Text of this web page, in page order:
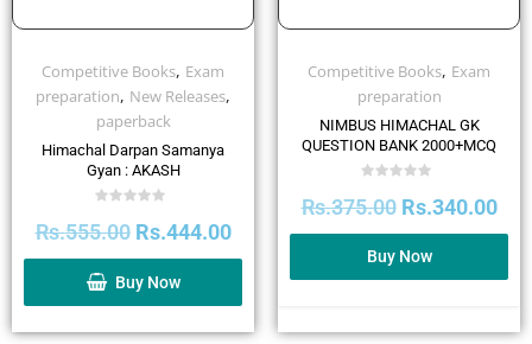
Competitive Books, Exam
preparation, New Releases,
paperback
Himachal Darpan Samanya
Gyan : AKASH
0
of
5
Rs.555.00 Rs.444.00
Buy Now
Competitive Books, Exam
preparation
NIMBUS HIMACHAL GK
QUESTION BANK 2000+MCQ
0
of
5
Rs.375.00 Rs.340.00
Buy Now